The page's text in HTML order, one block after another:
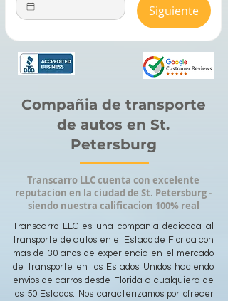
Siguiente
Compañia de transporte
de autos en St.
Petersburg
Transcarro LLC cuenta con excelente
reputacion en la ciudad de St. Petersburg -
siendo nuestra calificacion 100% real
Transcarro LLC es una compañia dedicada al
transporte de autos en el Estado de Florida con
mas de 30 años de experiencia en el mercado
de transporte en los Estados Unidos haciendo
envios de carros desde Florida a cualquiera de
los 50 Estados. Nos caracterizamos por ofrecer